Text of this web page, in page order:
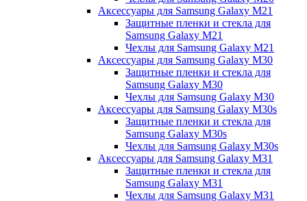
Аксессуары для Samsung Galaxy M21
Защитные пленки и стекла для
Samsung Galaxy M21
Чехлы для Samsung Galaxy M21
Аксессуары для Samsung Galaxy M30
Защитные пленки и стекла для
Samsung Galaxy M30
Чехлы для Samsung Galaxy M30
Аксессуары для Samsung Galaxy M30s
Защитные пленки и стекла для
Samsung Galaxy M30s
Чехлы для Samsung Galaxy M30s
Аксессуары для Samsung Galaxy M31
Защитные пленки и стекла для
Samsung Galaxy M31
Чехлы для Samsung Galaxy M31